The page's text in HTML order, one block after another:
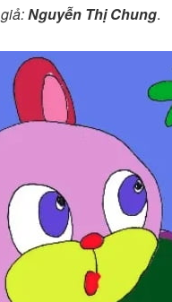
Nguyễn Thị Chung.